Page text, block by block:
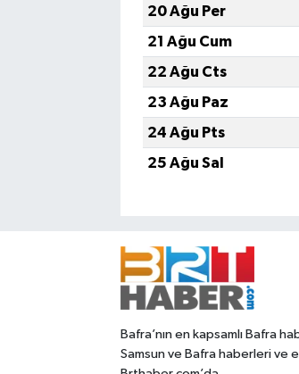
20 Ağu Per
21 Ağu Cum
22 Ağu Cts
23 Ağu Paz
24 Ağu Pts
25 Ağu Sal
Bafra’nın en kapsamlı Bafra
Samsun ve Bafra haberleri ve